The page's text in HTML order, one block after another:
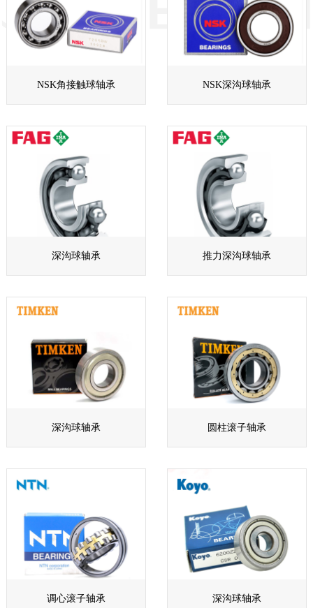
NSK角接触球轴承 NSK深沟球轴承
深沟球轴承 推力深沟球轴承
深沟球轴承 圆柱滚子轴承
调心滚子轴承 深沟球轴承